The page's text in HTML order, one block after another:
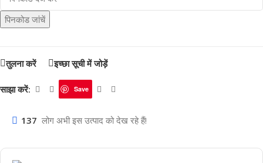
पिनकोड जांचें
तुलना करें इच्छा सूची में जोड़ें
साझा करें: Save
137 लोग अभी इस उत्पाद को देख रहे हैं!